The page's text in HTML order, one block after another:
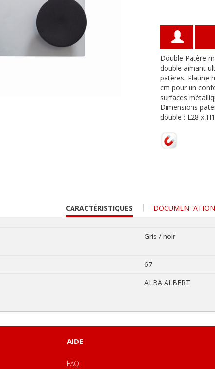
Double Patère
double aimant
patères. Platine
cm pour un
surfaces
Dimensions
double : L28 x
CURRENT
TAB:
CARACTÉRISTIQUES DOCUMENTATION
Gris / noir
67
ALBA ALBERT
AIDE
FAQ